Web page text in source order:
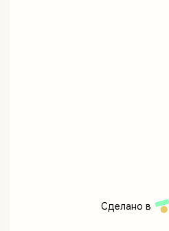
Сделано в